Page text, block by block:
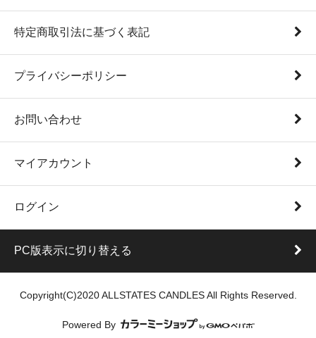
特定商取引法に基づく表記
プライバシーポリシー
お問い合わせ
マイアカウント
ログイン
PC版表示に切り替える
Copyright(C)2020 ALLSTATES CANDLES All Rights Reserved.
Powered By